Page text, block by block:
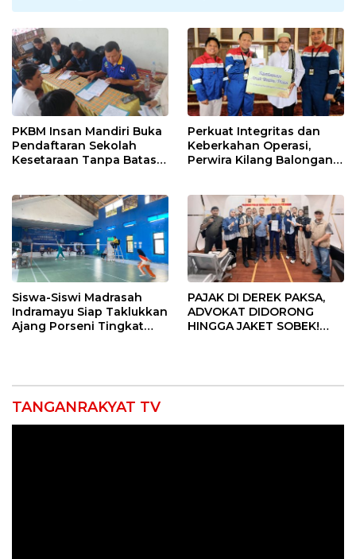
PKBM Insan Mandiri Buka
Pendaftaran Sekolah
Kesetaraan Tanpa Batas
Perkuat Integritas dan
Keberkahan Operasi,
Perwira Kilang Balongan
Siswa-Siswi Madrasah
Indramayu Siap Taklukkan
Ajang Porseni Tingkat
PAJAK DI DEREK PAKSA,
ADVOKAT DIDORONG
HINGGA JAKET SOBEK!
TANGANRAKYAT TV